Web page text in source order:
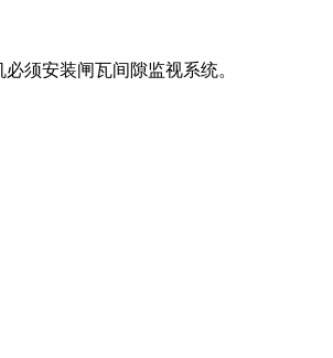
须安装闸瓦间隙监视系统。